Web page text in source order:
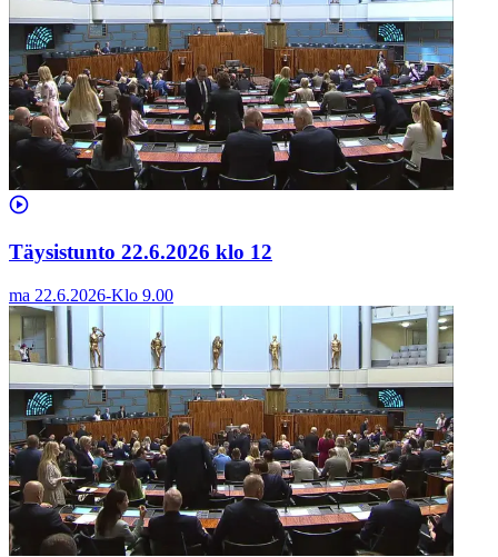
Täysistunto 22.6.2026 klo 12
ma 22.6.2026-Klo 9.00